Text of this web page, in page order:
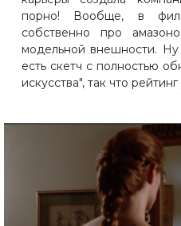
порно! Вообще, в
собственно про
модельной внешности.
есть скетч с полностью
искусства", так что